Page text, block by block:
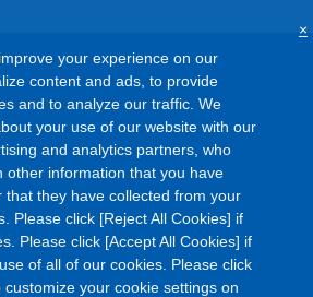
シー
your experience on our
content and ads, to provide
and to analyze our traffic. We
your use of our website with our
and analytics partners, who
other information that you have
that they have collected from your
Please click [Reject All Cookies] if
Please click [Accept All Cookies] if
of all of our cookies. Please click
customize your cookie settings on
×